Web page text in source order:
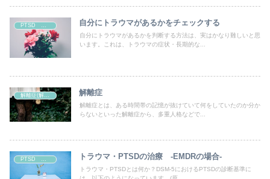
PTSD トラウマ 自分にトラウマがあるかをチェックする
自分にトラウマがあるかを判断する方法は、実はかなり難しいと思
います。これは、トラウマの症状・長期的な...
解離症(解離性障害) 解離症
解離症とは、ある時間帯の記憶が抜けていて何をしていたのか分か
らないといった解離症から、多重人格などで...
トラウマ・PTSDの治療 -EMDRの場合-
トラウマ・PTSDとは何か？DSM-5におけるPTSDの診断基準に